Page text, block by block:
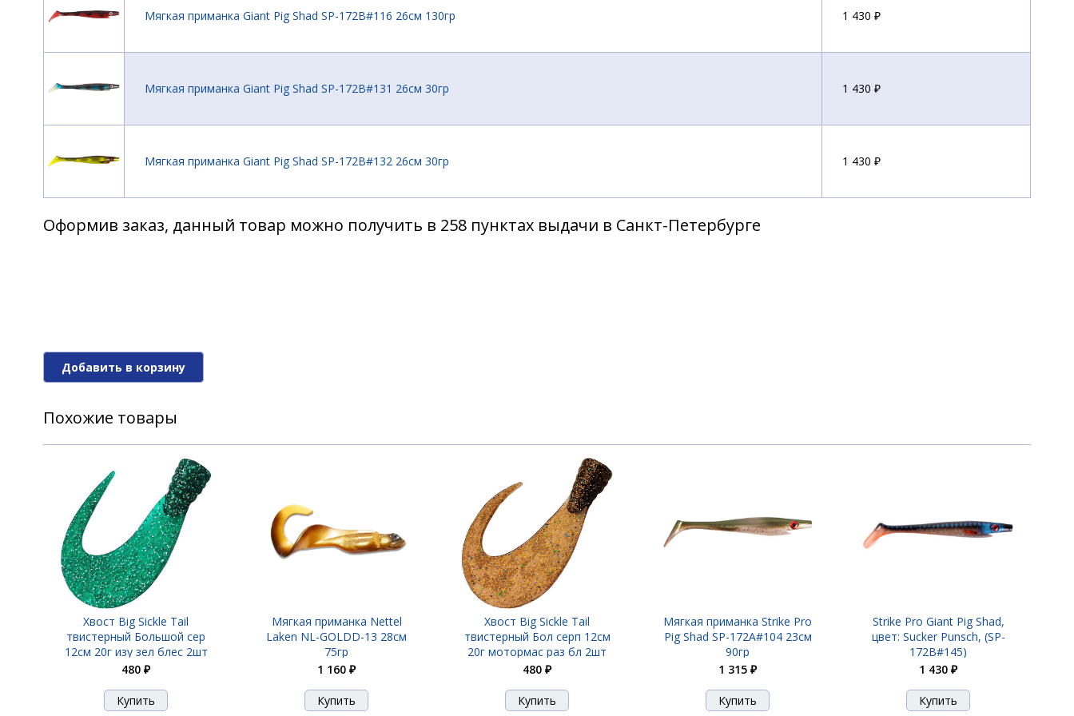
Мягкая приманка Giant Pig Shad SP-172B#116 26см 130гр 1 430 ₽
Мягкая приманка Giant Pig Shad SP-172B#131 26см 30гр 1 430 ₽
Мягкая приманка Giant Pig Shad SP-172B#132 26см 30гр 1 430 ₽
Мягкая приманка Giant Pig Shad SP-172B#142 26см default:Weight
Мягкая приманка Giant Pig Shad SP-172B#144 26см default:Weight
Мягкая приманка Giant Pig Shad SP-172B#147 26см default:Weight 1 430 ₽
Мягкая приманка Giant Pig Shad SP-172B#C041 26см 30гр
Мягкая приманка Giant Pig Shad SP-172B#C450 26см 130гр
Оформив заказ, данный товар можно получить в 258 пунктах выдачи в Санкт-Петербурге
Добавить в корзину
Похожие товары
Хвост Big Sickle Tail
твистерный Большой сер
12см 20г изу зел блес 2шт
480 ₽
Мягкая приманка Nettel
Laken NL-GOLDD-13 28см
75гр
1 160 ₽
Хвост Big Sickle Tail
твистерный Бол серп 12см
20г мотормас раз бл 2шт
480 ₽
Мягкая приманка Strike Pro
Pig Shad SP-172A#104 23см
90гр
1 315 ₽
Strike Pro Giant Pig Shad,
цвет: Sucker Punsch, (SP-
172B#145)
1 430 ₽